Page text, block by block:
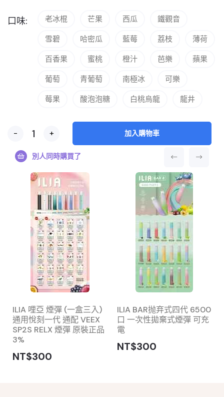
口味: 老冰棍 芒果 西瓜
鐵觀音
雪碧
哈密瓜 藍莓 荔枝
薄荷
百香果
蜜桃 橙汁 芭樂
蘋果
葡萄
青葡萄 南極冰
可樂
莓果
酸泡泡糖 白桃烏龍 龍井
- + 加入購物車
別人同時購買了
ILIA 哩亞 煙彈 (一盒三入)
通用悅刻一代 通配 VEEX
SP2S RELX 煙彈 原裝正品
3%
NT$300
ILIA BAR抛弃式四代 6500
口 一次性拋棄式煙彈 可充
電
NT$300